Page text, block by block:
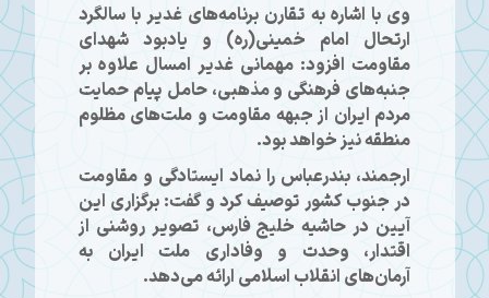
وی با اشاره به تقارن برنامه‌های غدیر با سالگرد
ارتحال امام خمینی(ره) و یادبود شهدای
مقاومت افزود: مهمانی غدیر امسال علاوه بر
جنبه‌های فرهنگی و مذهبی، حامل پیام حمایت
مردم ایران از جبهه مقاومت و ملت‌های مظلوم
منطقه نیز خواهد بود.
ارجمند، بندرعباس را نماد ایستادگی و مقاومت
در جنوب کشور توصیف کرد و گفت: برگزاری این
آیین در حاشیه خلیج فارس، تصویر روشنی از
اقتدار، وحدت و وفاداری ملت ایران به
آرمان‌های انقلاب اسلامی ارائه می‌دهد.